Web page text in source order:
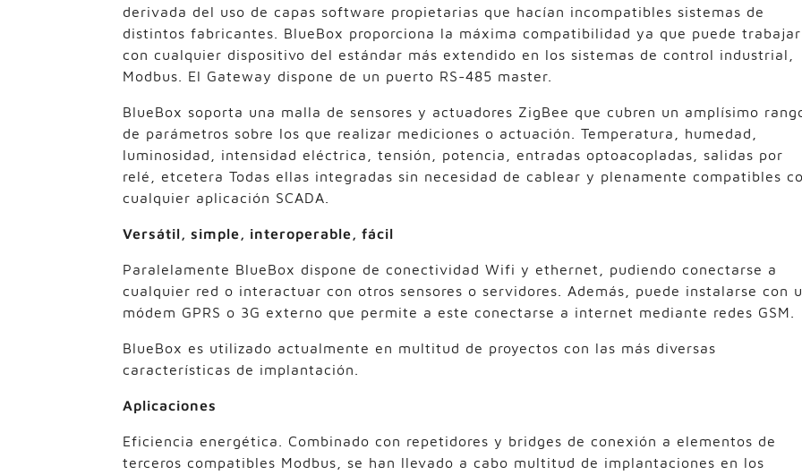
derivada del uso de capas software propietarias que hacían incompatibles sistemas de
distintos fabricantes. BlueBox proporciona la máxima compatibilidad ya que puede trabajar
con cualquier dispositivo del estándar más extendido en los sistemas de control industrial,
Modbus. El Gateway dispone de un puerto RS-485 master.
BlueBox soporta una malla de sensores y actuadores ZigBee que cubren un amplísimo
de parámetros sobre los que realizar mediciones o actuación. Temperatura, humedad,
luminosidad, intensidad eléctrica, tensión, potencia, entradas optoacopladas, salidas por
relé, etcetera Todas ellas integradas sin necesidad de cablear y plenamente compatibles
cualquier aplicación SCADA.
Versátil, simple, interoperable, fácil
Paralelamente BlueBox dispone de conectividad Wifi y ethernet, pudiendo conectarse a
cualquier red o interactuar con otros sensores o servidores. Además, puede instalarse con
módem GPRS o 3G externo que permite a este conectarse a internet mediante redes GSM.
BlueBox es utilizado actualmente en multitud de proyectos con las más diversas
características de implantación.
Aplicaciones
Eficiencia energética. Combinado con repetidores y bridges de conexión a elementos de
terceros compatibles Modbus, se han llevado a cabo multitud de implantaciones en los